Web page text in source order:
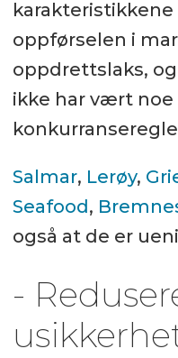
oppførselen i
oppdrettslaks,
ikke har vært noe
Salmar, Lerøy,
Seafood,
også at de er
-